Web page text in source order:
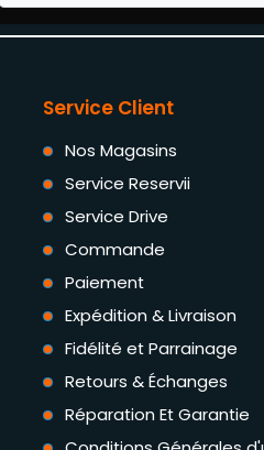
Service Client
Nos Magasins
Service Reservii
Service Drive
Commande
Paiement
Expédition & Livraison
Fidélité et Parrainage
Retours & Échanges
Réparation Et Garantie